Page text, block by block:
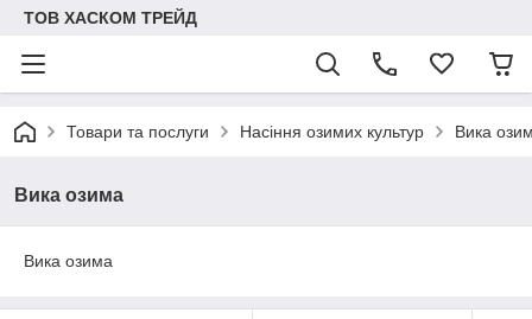
ТОВ ХАСКОМ ТРЕЙД
Товари та послуги Насіння озимих культур Вика
Вика озима
Вика озима